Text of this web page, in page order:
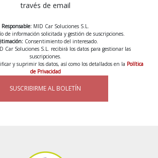
través de email
Responsable: MID Car Soluciones S.L.
de información solicitada y gestión de suscripciones.
Consentimiento del interesado.
Car Soluciones S.L. recibirá los datos para gestionar las
suscripciones.
y suprimir los datos, así como los detallados en la Política
de Privacidad
SUSCRIBIRME AL BOLETÍN